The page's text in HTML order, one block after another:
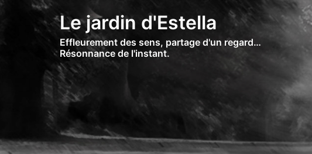
Skip
Le jardin d'Estella
Effleurement des sens, partage d'un regard…
Résonnance de l'instant.